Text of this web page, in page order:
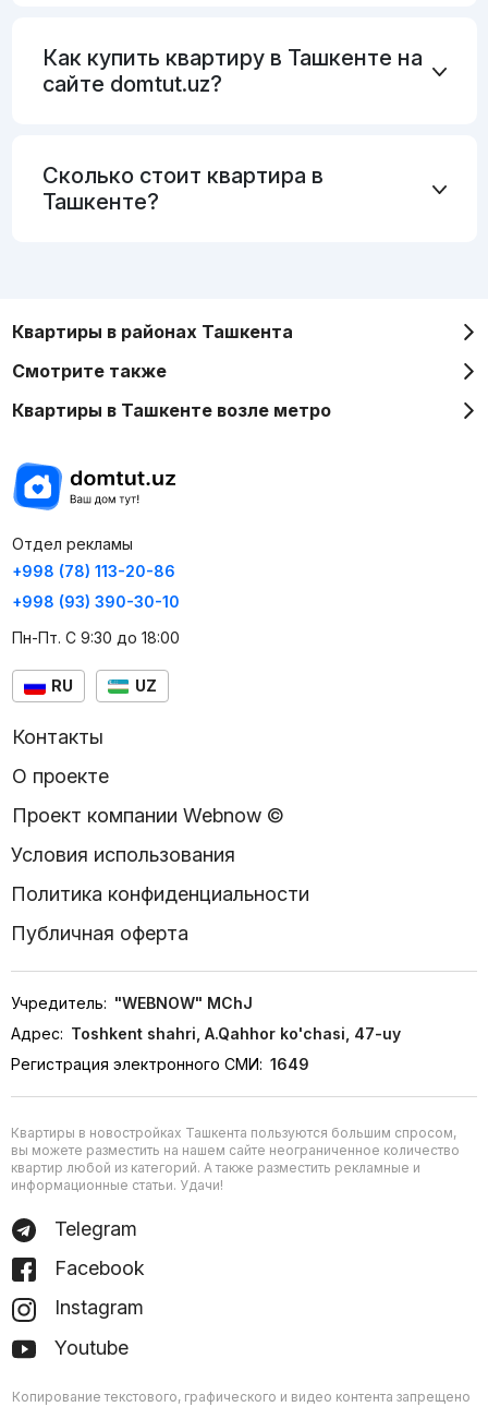
Как купить квартиру в Ташкенте на
сайте domtut.uz?
Сколько стоит квартира в
Ташкенте?
Квартиры в районах Ташкента
Смотрите также
Квартиры в Ташкенте возле метро
Отдел рекламы
+998 (78) 113-20-86
+998 (93) 390-30-10
Пн-Пт. С 9:30 до 18:00
RU UZ
Контакты
О проекте
Проект компании Webnow ©
Условия использования
Политика конфиденциальности
Публичная оферта
Учредитель: "WEBNOW" MChJ
Адрес: Toshkent shahri, A.Qahhor ko'chasi, 47-uy
Регистрация электронного СМИ: 1649
Квартиры в новостройках Ташкента пользуются большим спросом,
вы можете разместить на нашем сайте неограниченное количество
квартир любой из категорий. А также разместить рекламные и
информационные статьи. Удачи!
Telegram
Facebook
Instagram
Youtube
Копирование текстового, графического и видео контента запрещено